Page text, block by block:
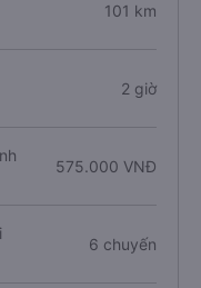
101 km
2 giờ
575.000 VNĐ
6 chuyến